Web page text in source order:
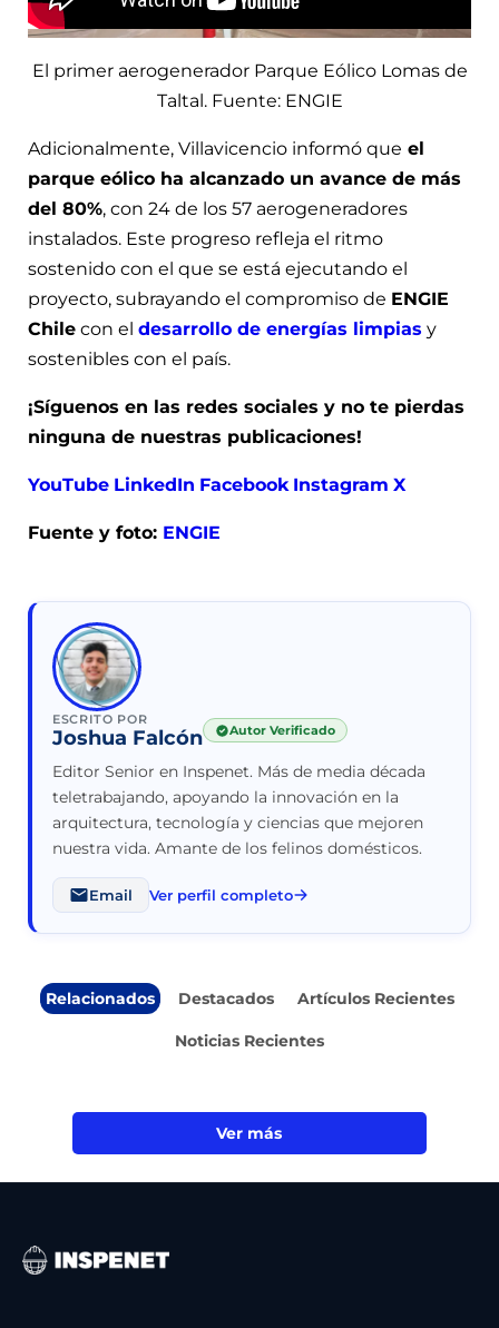
El primer aerogenerador Parque Eólico Lomas de
Taltal. Fuente: ENGIE
Adicionalmente, Villavicencio informó que el
parque eólico ha alcanzado un avance de más
del 80%, con 24 de los 57 aerogeneradores
instalados. Este progreso refleja el ritmo
sostenido con el que se está ejecutando el
proyecto, subrayando el compromiso de ENGIE
Chile con el desarrollo de energías limpias y
sostenibles con el país.
¡Síguenos en las redes sociales y no te pierdas
ninguna de nuestras publicaciones!
YouTube LinkedIn Facebook Instagram X
Fuente y foto: ENGIE
ESCRITO POR
Joshua Falcón Autor Verificado
Editor Senior en Inspenet. Más de media década
teletrabajando, apoyando la innovación en la
arquitectura, tecnología y ciencias que mejoren
nuestra vida. Amante de los felinos domésticos.
Email Ver perfil completo
Relacionados Destacados Artículos Recientes
Noticias Recientes
Ver más